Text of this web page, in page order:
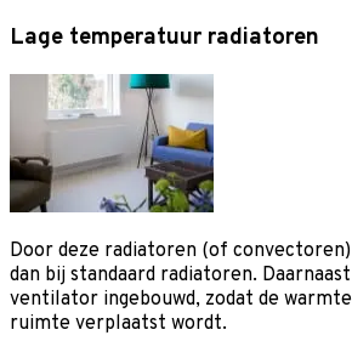
Lage temperatuur radiatoren
Door deze radiatoren (of
dan bij standaard radiatoren.
ventilator ingebouwd, zodat de
ruimte verplaatst wordt.